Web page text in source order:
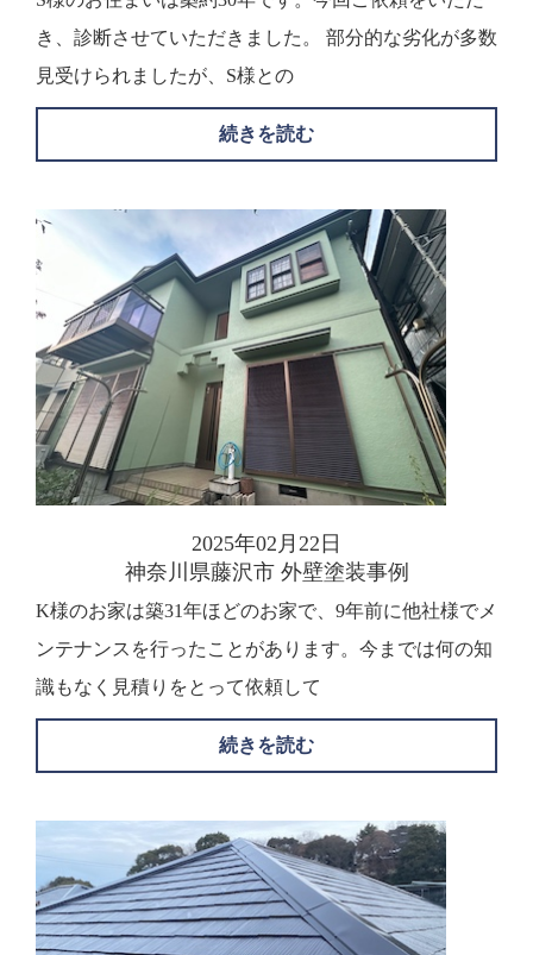
き、診断させていただきました。 部分的な劣化が多数
見受けられましたが、S様との
続きを読む
2025年02月22日
神奈川県藤沢市 外壁塗装事例
K様のお家は築31年ほどのお家で、9年前に他社様でメ
ンテナンスを行ったことがあります。今までは何の知
識もなく見積りをとって依頼して
続きを読む